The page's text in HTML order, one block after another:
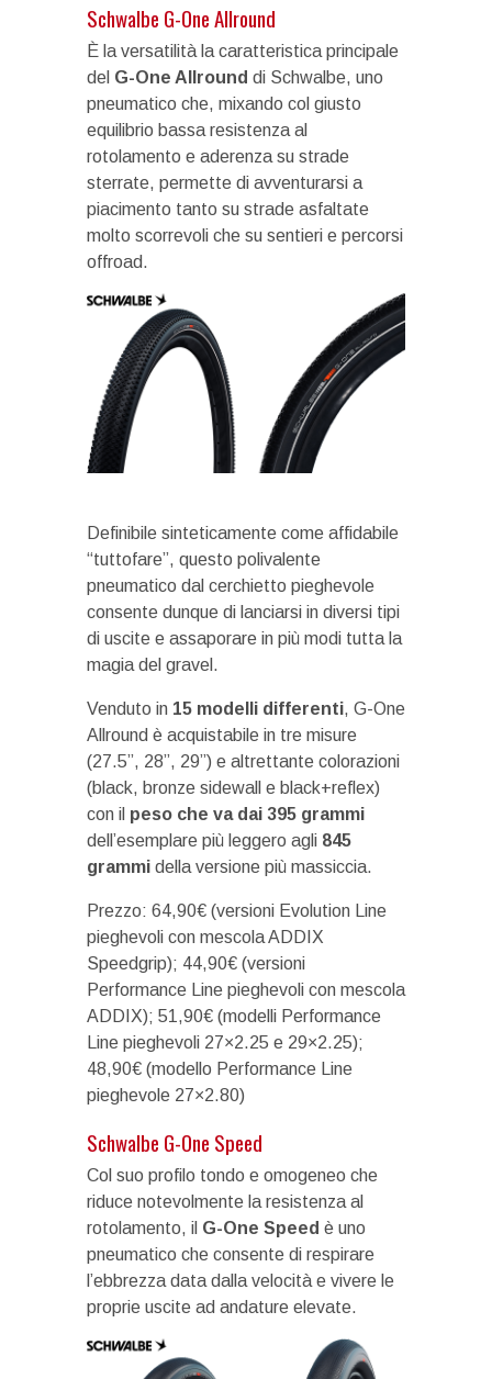
Schwalbe G-One Allround
È la versatilità la caratteristica principale
del G-One Allround di Schwalbe, uno
pneumatico che, mixando col giusto
equilibrio bassa resistenza al
rotolamento e aderenza su strade
sterrate, permette di avventurarsi a
piacimento tanto su strade asfaltate
molto scorrevoli che su sentieri e percorsi
offroad.
Definibile sinteticamente come affidabile
“tuttofare”, questo polivalente
pneumatico dal cerchietto pieghevole
consente dunque di lanciarsi in diversi tipi
di uscite e assaporare in più modi tutta la
magia del gravel.
Venduto in 15 modelli differenti, G-One
Allround è acquistabile in tre misure
(27.5”, 28”, 29”) e altrettante colorazioni
(black, bronze sidewall e black+reflex)
con il peso che va dai 395 grammi
dell’esemplare più leggero agli 845
grammi della versione più massiccia.
Prezzo: 64,90€ (versioni Evolution Line
pieghevoli con mescola ADDIX
Speedgrip); 44,90€ (versioni
Performance Line pieghevoli con mescola
ADDIX); 51,90€ (modelli Performance
Line pieghevoli 27×2.25 e 29×2.25);
48,90€ (modello Performance Line
pieghevole 27×2.80)
Schwalbe G-One Speed
Col suo profilo tondo e omogeneo che
riduce notevolmente la resistenza al
rotolamento, il G-One Speed è uno
pneumatico che consente di respirare
l’ebbrezza data dalla velocità e vivere le
proprie uscite ad andature elevate.